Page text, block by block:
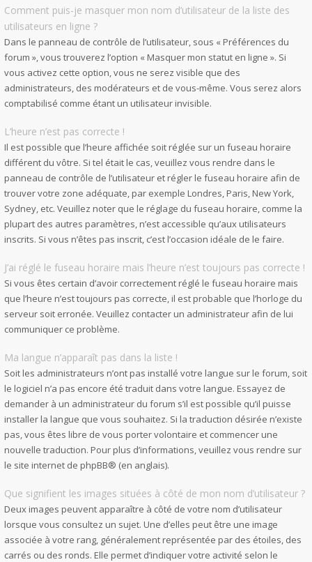
Comment puis-je masquer mon nom d’utilisateur de la liste des
utilisateurs en ligne ?
Dans le panneau de contrôle de l’utilisateur, sous « Préférences du
forum », vous trouverez l’option « Masquer mon statut en ligne ». Si
vous activez cette option, vous ne serez visible que des
administrateurs, des modérateurs et de vous-même. Vous serez alors
comptabilisé comme étant un utilisateur invisible.
L’heure n’est pas correcte !
Il est possible que l’heure affichée soit réglée sur un fuseau horaire
différent du vôtre. Si tel était le cas, veuillez vous rendre dans le
panneau de contrôle de l’utilisateur et régler le fuseau horaire afin de
trouver votre zone adéquate, par exemple Londres, Paris, New York,
Sydney, etc. Veuillez noter que le réglage du fuseau horaire, comme la
plupart des autres paramètres, n’est accessible qu’aux utilisateurs
inscrits. Si vous n’êtes pas inscrit, c’est l’occasion idéale de le faire.
J’ai réglé le fuseau horaire mais l’heure n’est toujours pas correcte !
Si vous êtes certain d’avoir correctement réglé le fuseau horaire mais
que l’heure n’est toujours pas correcte, il est probable que l’horloge du
serveur soit erronée. Veuillez contacter un administrateur afin de lui
communiquer ce problème.
Ma langue n’apparaît pas dans la liste !
Soit les administrateurs n’ont pas installé votre langue sur le forum, soit
le logiciel n’a pas encore été traduit dans votre langue. Essayez de
demander à un administrateur du forum s’il est possible qu’il puisse
installer la langue que vous souhaitez. Si la traduction désirée n’existe
pas, vous êtes libre de vous porter volontaire et commencer une
nouvelle traduction. Pour plus d’informations, veuillez vous rendre sur
le site internet de phpBB® (en anglais).
Que signifient les images situées à côté de mon nom d’utilisateur ?
Deux images peuvent apparaître à côté de votre nom d’utilisateur
lorsque vous consultez un sujet. Une d’elles peut être une image
associée à votre rang, généralement représentée par des étoiles, des
carrés ou des ronds. Elle permet d’indiquer votre activité selon le